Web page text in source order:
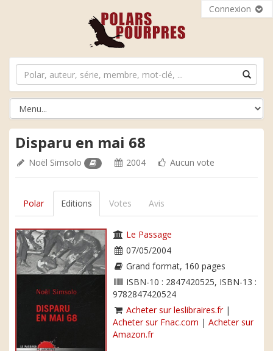
Connexion
Disparu en mai 68
Noël Simsolo 2004 Aucun vote
Polar Editions Votes Avis
Le Passage
07/05/2004
Grand format, 160 pages
ISBN-10 : 2847420525, ISBN-13 :
9782847420524
Acheter sur leslibraires.fr|
Acheter sur Fnac.com | Acheter sur
Amazon.fr